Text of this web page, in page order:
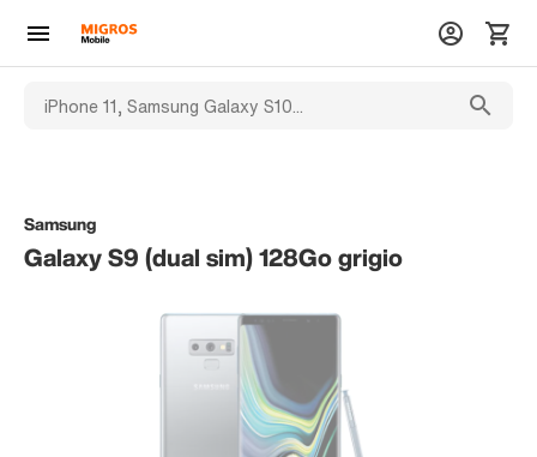
Samsung
Galaxy S9 (dual sim) 128Go grigio